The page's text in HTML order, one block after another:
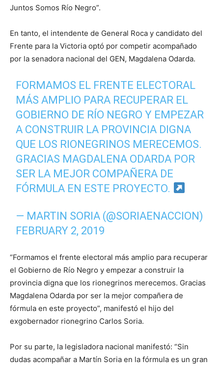
Juntos Somos Río Negro”.
En tanto, el intendente de General Roca y candidato del
Frente para la Victoria optó por competir acompañado
por la senadora nacional del GEN, Magdalena Odarda.
FORMAMOS EL FRENTE ELECTORAL
MÁS AMPLIO PARA RECUPERAR EL
GOBIERNO DE RÍO NEGRO Y EMPEZAR
A CONSTRUIR LA PROVINCIA DIGNA
QUE LOS RIONEGRINOS MERECEMOS.
GRACIAS MAGDALENA ODARDA POR
SER LA MEJOR COMPAÑERA DE
FÓRMULA EN ESTE PROYECTO.
— MARTIN SORIA (@SORIAENACCION)
FEBRUARY 2, 2019
“Formamos el frente electoral más amplio para recuperar
el Gobierno de Río Negro y empezar a construir la
provincia digna que los rionegrinos merecemos. Gracias
Magdalena Odarda por ser la mejor compañera de
fórmula en este proyecto”, manifestó el hijo del
exgobernador rionegrino Carlos Soria.
Por su parte, la legisladora nacional manifestó: “Sin
dudas acompañar a Martín Soria en la fórmula es un gran